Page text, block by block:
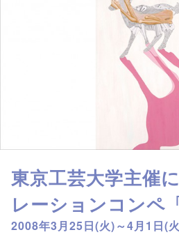
東京工芸大学主催
レーションコンペ
2008年3月25日(火)～4月1日(